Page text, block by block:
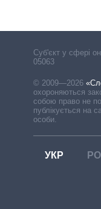
Cуб'єкт у сфері
05063
© 2009—2026
охороняються
собою право не
публікується на
особи.
УКР